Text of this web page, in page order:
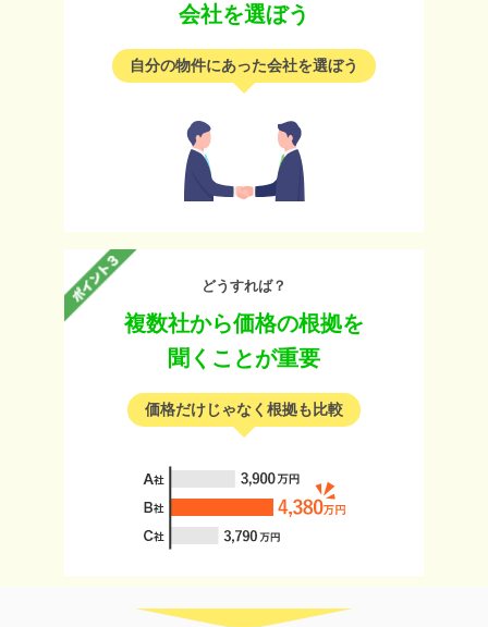
会社を選ぼう
自分の物件にあった会社を選ぼう
どうすれば？
複数社から価格の根拠を
聞くことが重要
価格だけじゃなく根拠も比較